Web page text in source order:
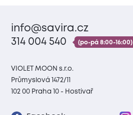
info@savira.cz
314 004 540
(po-pá 8:00-16:00)
VIOLET MOON s.r.o.
Průmyslová 1472/11
102 00 Praha 10 - Hostivař